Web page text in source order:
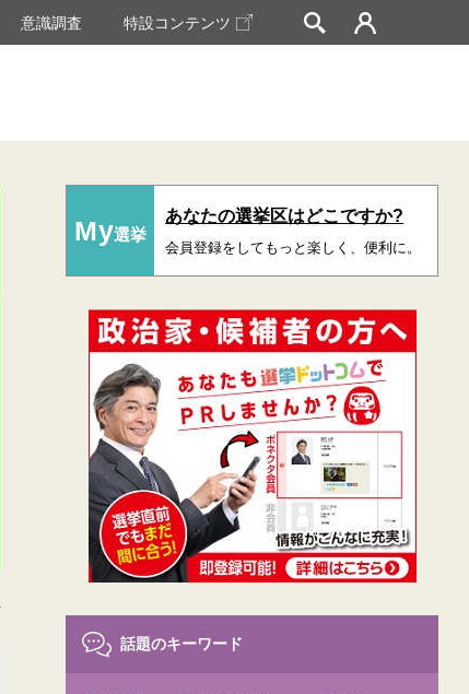
意識調査 特設コンテンツ
My選挙
あなたの選挙区はどこですか?
会員登録をしてもっと楽しく、便利に。
話題のキーワード